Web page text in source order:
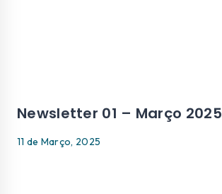
Newsletter 01 – Março 2025
11 de Março, 2025